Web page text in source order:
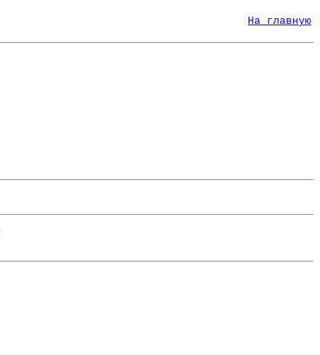
На главную